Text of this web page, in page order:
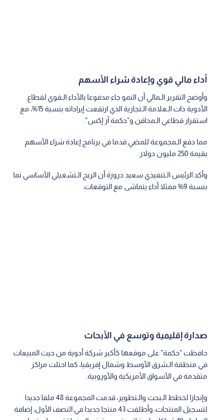
أداء مالي قوي وإعادة شراء الأسهم
وأوضح التقرير الـمالي أن النمو جاء مدفوعا بالأداء الـقوي لقطاع
الأدوية ذات الـعلامة الـتجارية الذي ارتفعت إيراداته بنسبة 15%، مع
استقرار قطاعي الـمحاقن و"حكمة آر إكس".
مما دفع الـمجموعة للمضي قدما في برنامج إعادة شراء الأسهم
بقيمة 250 مليون دولار.
وأكد الرئيس الـتنفيذي سعيد دروزة أن الربح الـتشغيلي الأساسي نما
بنسبة 9% ممثلا أداء يتماشى مع التوقعات.
صدارة إقليمية وتوسع في الأبحاث
حافظت "حكمة" على موقعها كأكبر شركة أدوية من حيث المبيعات
في منطقة الـشرق الأوسط وشمال إفريقيا، كما احتلت مراكز
متقدمة في الأسواق الأمريكية والأوروبية.
وإنجازا لخطط الـبحث والـتطوير، قدمت المجموعة 48 ملفا جديدا
لتسجيل المنتجات، وأطلقت 43 منتجا جديدا في النصف الأول، إضافة